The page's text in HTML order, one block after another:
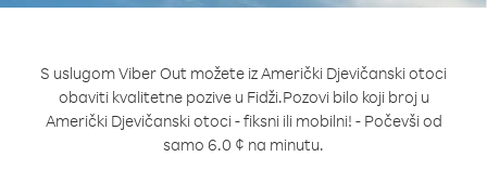
S uslugom Viber Out možete iz Američki Djevičanski otoci
obaviti kvalitetne pozive u Fidži.Pozovi bilo koji broj u
Američki Djevičanski otoci - fiksni ili mobilni! - Počevši od
samo 6.0 ¢ na minutu.